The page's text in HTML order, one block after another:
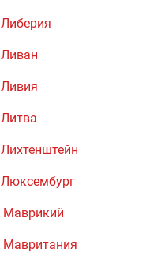
Либерия
Ливан
Ливия
Литва
Лихтенштейн
Люксембург
Маврикий
Мавритания